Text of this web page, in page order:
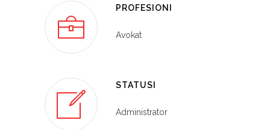
PROFESIONI
Avokat
STATUSI
Administrator